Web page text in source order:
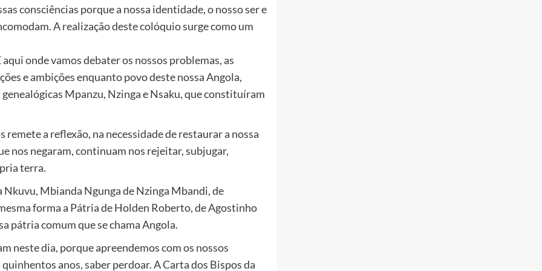
consciências porque a nossa identidade, o nosso ser e
A realização deste colóquio surge como um
onde vamos debater os nossos problemas, as
e ambições enquanto povo deste nossa Angola,
Mpanzu, Nzinga e Nsaku, que constituíram
a reflexão, na necessidade de restaurar a nossa
nos negaram, continuam nos rejeitar, subjugar,
terra.
Mbianda Ngunga de Nzinga Mbandi, de
forma a Pátria de Holden Roberto, de Agostinho
pátria comum que se chama Angola.
neste dia, porque apreendemos com os nossos
anos, saber perdoar. A Carta dos Bispos da